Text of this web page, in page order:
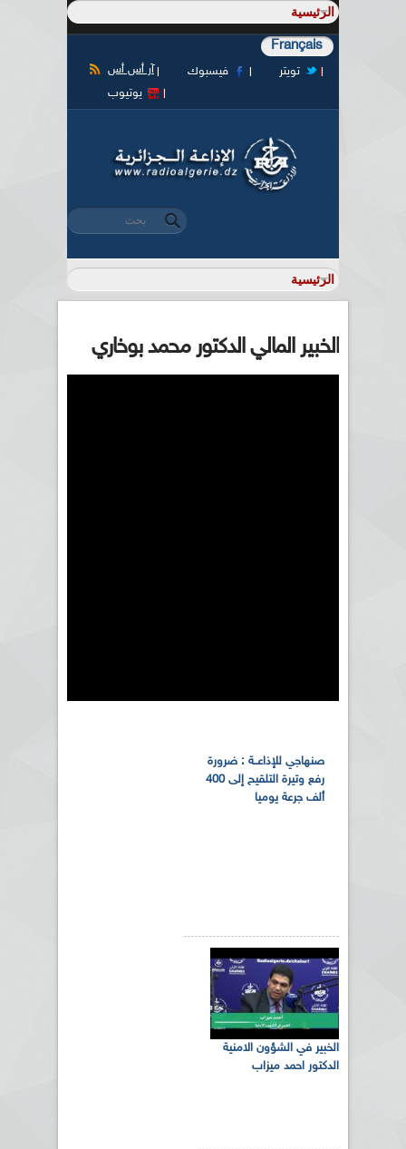
Français
آر أس أس فيسبوك
تويتر
يوتيوب
استمارة البحث
‏بحث ‏
الخبير المالي الدكتور محمد بوخاري
صنهاجي للإذاعــة : ضرورة
رفع وتيرة التلقيح إلى 400
ألف جرعة يوميا
الخبير في الشؤون الامنية
الدكتور احمد ميزاب